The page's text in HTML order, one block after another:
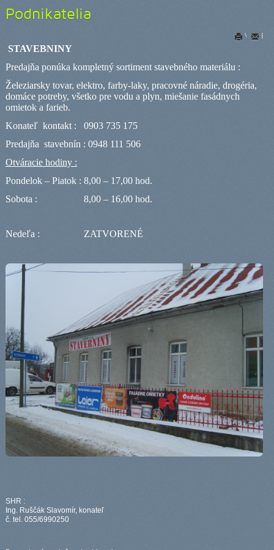
Podnikatelia
VytlačiťE-
STAVEBNINY
Predajňa ponúka kompletný sortiment stavebného materiálu :
Železiarsky tovar, elektro, farby-laky, pracovné náradie, drogéria,
domáce potreby, všetko pre vodu a plyn, miešanie fasádnych
omietok a farieb.
Konateľ kontakt : 0903 735 175
Predajňa stavebnín : 0948 111 506
Otváracie hodiny :
Pondelok – Piatok : 8,00 – 17,00 hod.
Sobota : 8,00 – 16,00 hod.
Nedeľa : ZATVORENÉ
SHR :
Ing. Ruščák Slavomír, konateľ
č. tel. 055/6990250